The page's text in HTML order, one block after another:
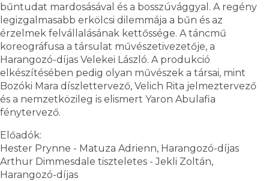
bűntudat mardosásával és a bosszúvággyal. A regény
legizgalmasabb erkölcsi dilemmája a bűn és az
érzelmek felvállalásának kettőssége. A táncmű
koreográfusa a társulat művészetivezetője, a
Harangozó-díjas Velekei László. A produkció
elkészítésében pedig olyan művészek a társai, mint
Bozóki Mara díszlettervező, Velich Rita jelmeztervező
és a nemzetközileg is elismert Yaron Abulafia
fénytervező.
Előadók:
Hester Prynne - Matuza Adrienn, Harangozó-díjas
Arthur Dimmesdale tiszteletes - Jekli Zoltán,
Harangozó-díjas